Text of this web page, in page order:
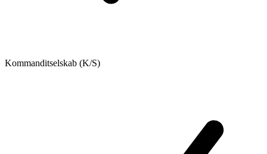
Kommanditselskab (K/S)